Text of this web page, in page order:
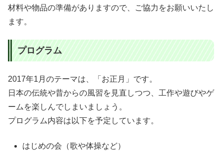
材料や物品の準備がありますので、ご協力をお願いいたし
ます。
プログラム
2017年1月のテーマは、「お正月」です。
日本の伝統や昔からの風習を見直しつつ、工作や遊びやゲ
ームを楽しんでしまいましょう。
プログラム内容は以下を予定しています。
はじめの会（歌や体操など）